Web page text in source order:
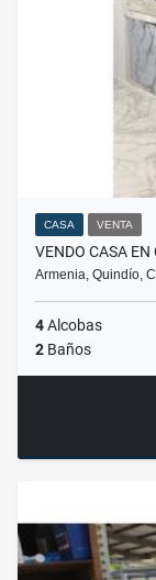
CASA VENTA
VENDO CASA EN
Armenia, Quindío,
4Alcobas
2 Baños